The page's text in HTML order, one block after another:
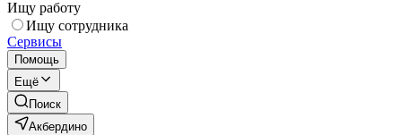
Ищу работу
Ищу сотрудника
Сервисы
Помощь
Ещё
Поиск
Акбердино